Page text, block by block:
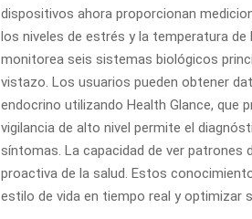
dispositivos ahora proporcionan
los niveles de estrés y la temperatura de
monitorea seis sistemas biológicos
vistazo. Los usuarios pueden obtener
endocrino utilizando Health Glance, que
vigilancia de alto nivel permite el
síntomas. La capacidad de ver patrones
proactiva de la salud. Estos
estilo de vida en tiempo real y optimizar